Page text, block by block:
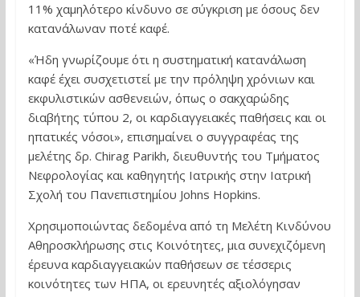
11% χαμηλότερο κίνδυνο σε σύγκριση με όσους δεν
κατανάλωναν ποτέ καφέ.
«Ήδη γνωρίζουμε ότι η συστηματική κατανάλωση
καφέ έχει συσχετιστεί με την πρόληψη χρόνιων και
εκφυλιστικών ασθενειών, όπως ο σακχαρώδης
διαβήτης τύπου 2, οι καρδιαγγειακές παθήσεις και οι
ηπατικές νόσοι», επισημαίνει ο συγγραφέας της
μελέτης δρ. Chirag Parikh, διευθυντής του Τμήματος
Νεφρολογίας και καθηγητής Ιατρικής στην Ιατρική
Σχολή του Πανεπιστημίου Johns Hopkins.
Χρησιμοποιώντας δεδομένα από τη Μελέτη Κινδύνου
Αθηροσκλήρωσης στις Κοινότητες, μια συνεχιζόμενη
έρευνα καρδιαγγειακών παθήσεων σε τέσσερις
κοινότητες των ΗΠΑ, οι ερευνητές αξιολόγησαν